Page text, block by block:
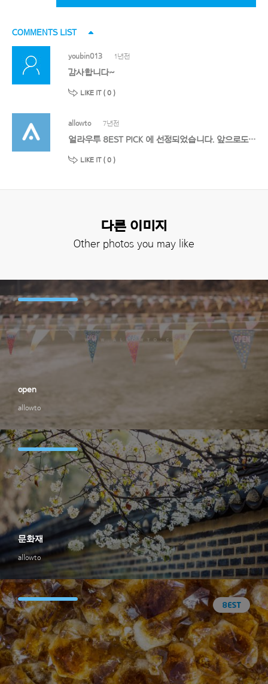
COMMENTS LIST
youbin013 1년전
감사합니다~
LIKE IT ( 0 )
allowto 7년전
얼라우투 8EST PICK 에 선정되었습니다. 앞으로도 멋진 작품 기대할게요!
LIKE IT ( 0 )
다른 이미지
Other photos you may like
allowto
open
allowto
문화재